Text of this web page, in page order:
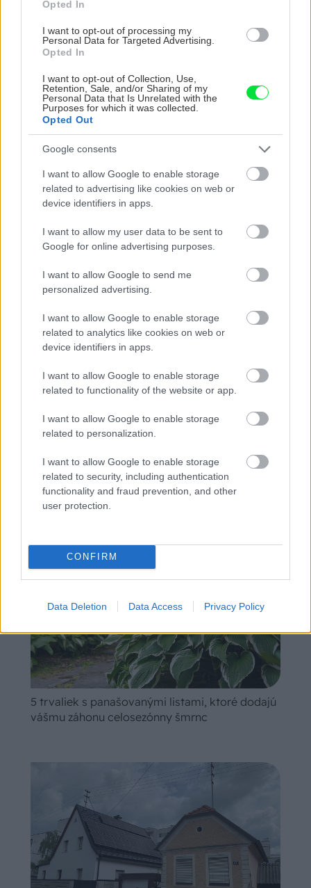
Opted In
I want to opt-out of processing my
Personal Data for Targeted Advertising.
Opted In
I want to opt-out of Collection, Use,
Retention, Sale, and/or Sharing of my
Personal Data that Is Unrelated with the
Purposes for which it was collected.
Opted Out
Google consents
I want to allow Google to enable storage
related to advertising like cookies on web or
device identifiers in apps.
I want to allow my user data to be sent to
Google for online advertising purposes.
I want to allow Google to send me
personalized advertising.
I want to allow Google to enable storage
related to analytics like cookies on web or
device identifiers in apps.
I want to allow Google to enable storage
related to functionality of the website or app.
I want to allow Google to enable storage
related to personalization.
I want to allow Google to enable storage
related to security, including authentication
functionality and fraud prevention, and other
user protection.
CONFIRM
Data Deletion Data Access Privacy Policy
odporúčanie od výrobcu izolačného systému.
Text: Mario Ondrejka, ech-cm.sk
Foto: Jana Bohovičová, Icopal
Zdroj: časopisUrob si sám 11/2015
, JAGA
GROUP, s.r.o.
Komentovať
Stavba
SÚVISIACE
Chystáte sa zavárať kápiu? Táto chyba ju
premení na nevábne mäkkú hmotu
5 trvaliek s panašovanými listami, ktoré dodajú
vášmu záhonu celosezónny šmrnc